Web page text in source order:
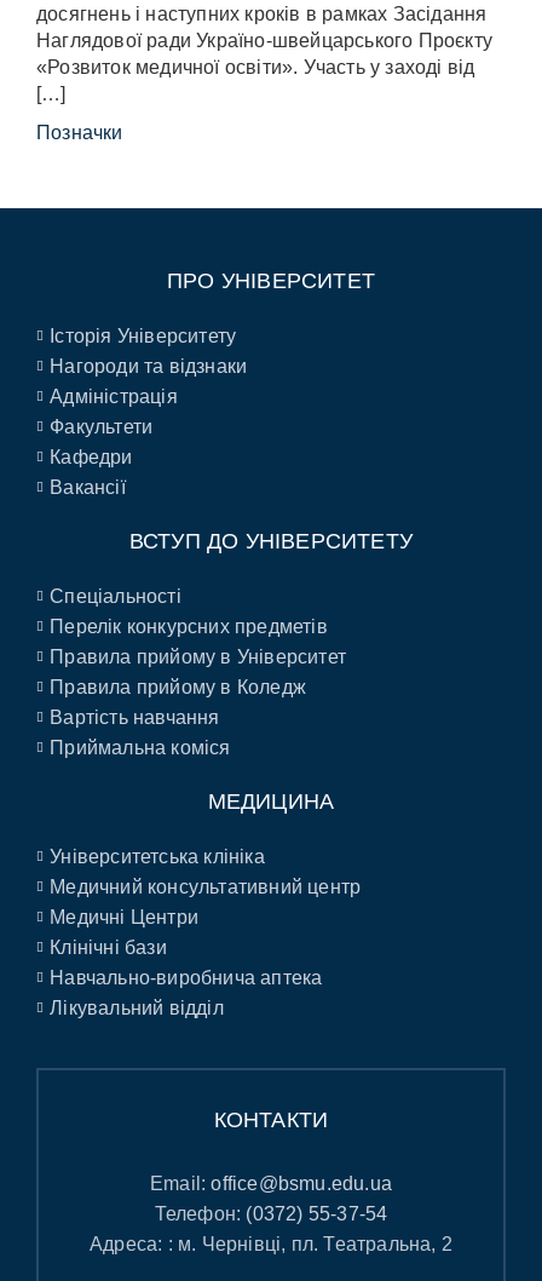
досягнень і наступних кроків в рамках Засідання
Наглядової ради Україно-швейцарського Проєкту
«Розвиток медичної освіти». Участь у заході від
[…]
Позначки
ПРО УНІВЕРСИТЕТ
Історія Університету
Нагороди та відзнаки
Адміністрація
Факультети
Кафедри
Вакансії
ВСТУП ДО УНІВЕРСИТЕТУ
Спеціальності
Перелік конкурсних предметів
Правила прийому в Університет
Правила прийому в Коледж
Вартість навчання
Приймальна коміся
МЕДИЦИНА
Університетська клініка
Медичний консультативний центр
Медичні Центри
Клінічні бази
Навчально-виробнича аптека
Лікувальний відділ
КОНТАКТИ
Email:office@bsmu.edu.ua
Телефон: (0372) 55-37-54
Адреса: : м. Чернівці, пл. Театральна, 2